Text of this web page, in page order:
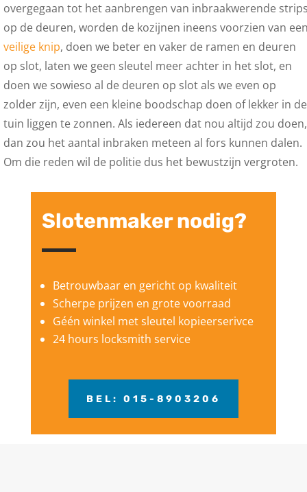
overgegaan tot het aanbrengen van inbraakwerende
op de deuren, worden de kozijnen ineens voorzien van
veilige knip, doen we beter en vaker de ramen en deuren
op slot, laten we geen sleutel meer achter in het slot, en
doen we sowieso al de deuren op slot als we even op
zolder zijn, even een kleine boodschap doen of lekker in de
tuin liggen te zonnen. Als iedereen dat nou altijd zou doen,
dan zou het aantal inbraken meteen al fors kunnen dalen.
Om die reden wil de politie dus het bewustzijn vergroten.
Slotenmaker nodig?
Betrouwbaar en gericht op kwaliteit
Scherpe prijzen en grote voorraad
Géén winkel met sleutel kopieerserivce
24 hours locksmith service
BEL: 015-8903206